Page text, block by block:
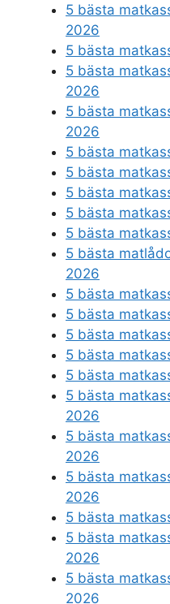
5 bästa
2026
5 bästa
5 bästa
2026
5 bästa
2026
5 bästa
5 bästa
5 bästa
5 bästa
5 bästa
5 bästa
2026
5 bästa
5 bästa
5 bästa
5 bästa
5 bästa
5 bästa
2026
5 bästa
2026
5 bästa
2026
5 bästa
5 bästa
2026
5 bästa
2026